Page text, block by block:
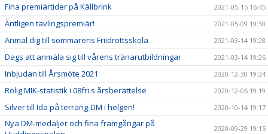
Fina premiärtider på Källbrink 2021-05-15 16:45
Äntligen tävlingspremiär! 2021-05-09 19:30
Anmäl dig till sommarens Friidrottsskola 2021-03-14 19:28
Dags att anmäla sig till vårens tränarutbildningar 2021-03-14 19:26
Inbjudan till Årsmöte 2021 2020-12-30 19:24
Rolig MIK-statistik i 08fri.s årsberättelse 2020-12-06 19:19
Silver till Ida på terräng-DM i helgen! 2020-10-14 19:17
Nya DM-medaljer och fina framgångar på
2020-09-29 19:15